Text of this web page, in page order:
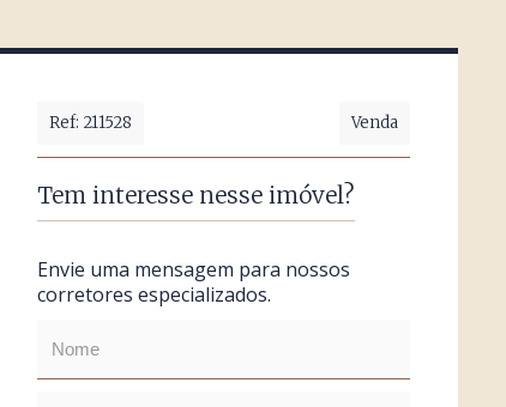
Ref: 211528 Venda
Tem interesse nesse imóvel?
Envie uma mensagem para nossos
corretores especializados.